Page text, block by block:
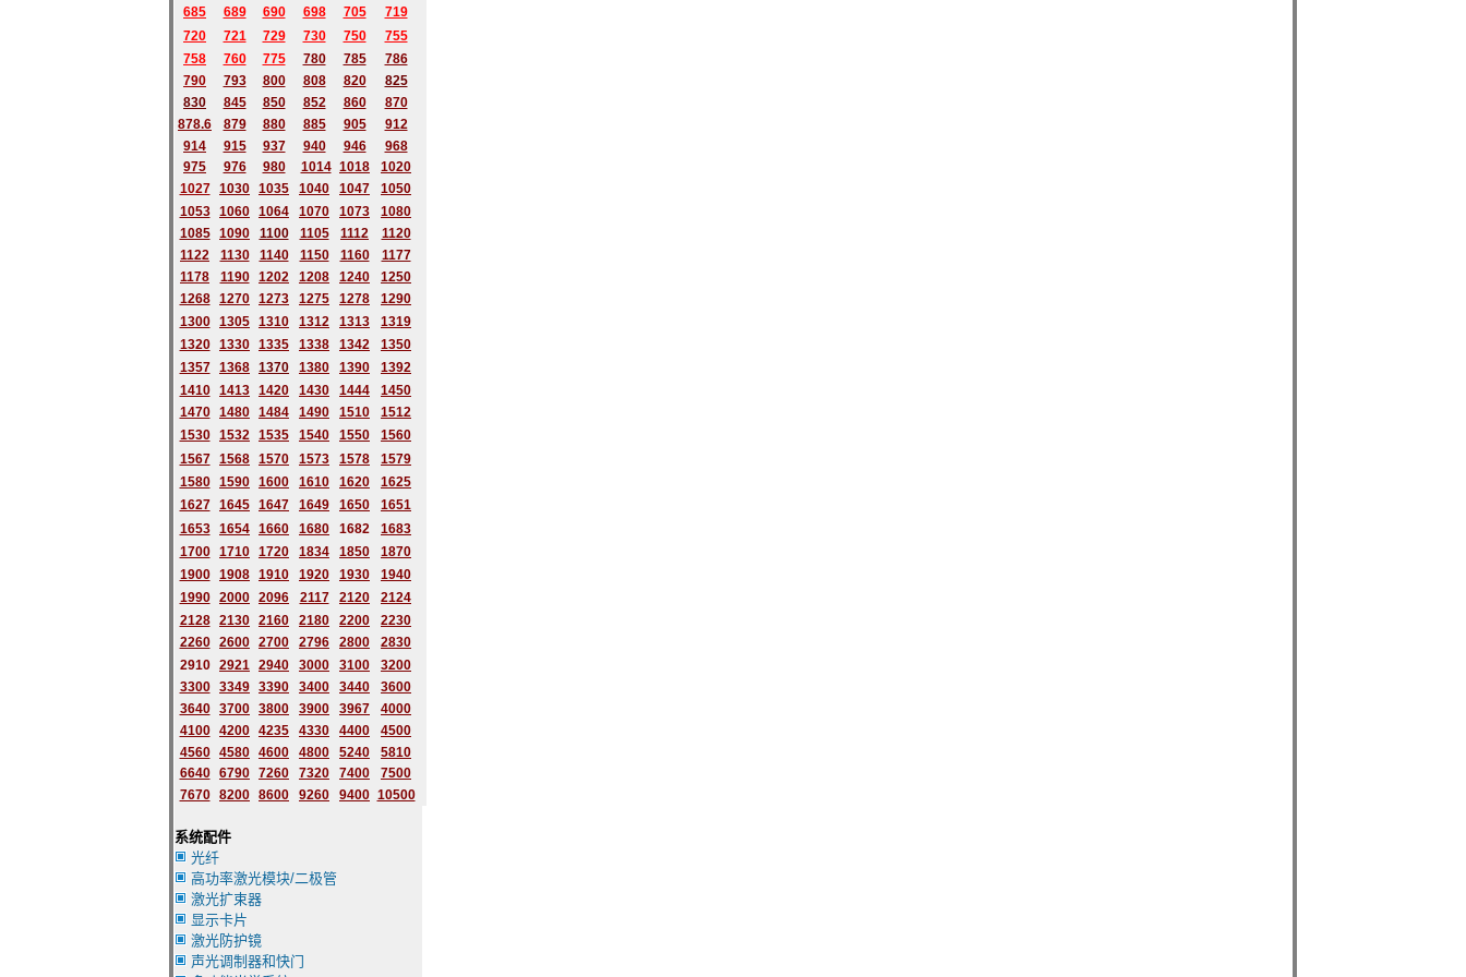
685
689 690 698 705
719
720
721 729 730 750
755
758
760 775 780 785
786
790
793 800 808 820
825
830
845 850 852 860
870
878.6
879 880 885 905
912
914
915 937 940 946
968
975
976 980 1014 1018
1020
1027
1030 1035 1040 1047
1050
1053
1060 1064 1070 1073
1080
1085
1090 1100 1105 1112
1120
1122
1130 1140 1150 1160
1177
1178
1190 1202 1208 1240
1250
1268
1270 1273 1275 1278
1290
1300
1305 1310 1312 1313
1319
1320
1330 1335 1338 1342
1350
1357
1368 1370 1380 1390
1392
1410
1413 1420 1430 1444
1450
1470
1480 1484 1490 1510
1512
1530
1532 1535 1540 1550
1560
1567
1568 1570 1573 1578
1579
1580
1590 1600 1610 1620
1625
1627
1645 1647 1649 1650
1651
1653
1654 1660 1680 1682
1683
1700
1710 1720 1834 1850
1870
1900
1908 1910 1920 1930
1940
1990
2000 2096 2117 2120
2124
2128
2130 2160 2180 2200
2230
2260
2600 2700 2796 2800
2830
2910
2921 2940 3000 3100
3200
3300
3349 3390 3400 3440
3600
3640
3700 3800 3900 3967
4000
4100
4200 4235 4330 4400
4500
4560
4580 4600 4800 5240
5810
6640
6790 7260 7320 7400
7500
7670
8200 8600 9260 9400 10500
系统配件
光纤
高功率激光模块/二极管
激光扩束器
显示卡片
激光防护镜
声光调制器和快门